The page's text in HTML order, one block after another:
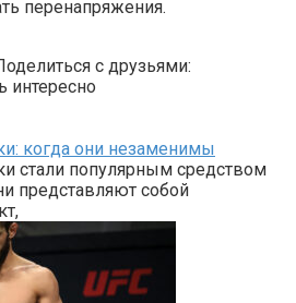
перенапряжения.
с друзьями:
интересно
когда они незаменимы
стали популярным средством
представляют собой